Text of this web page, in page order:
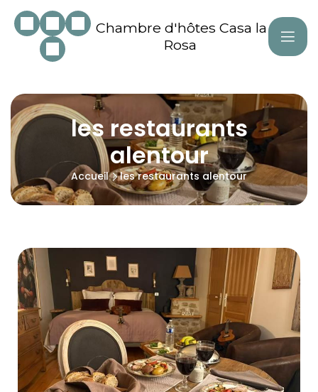
Chambre d'hôtes Casa la
Rosa
les restaurants
alentour
Accueil les restaurants alentour